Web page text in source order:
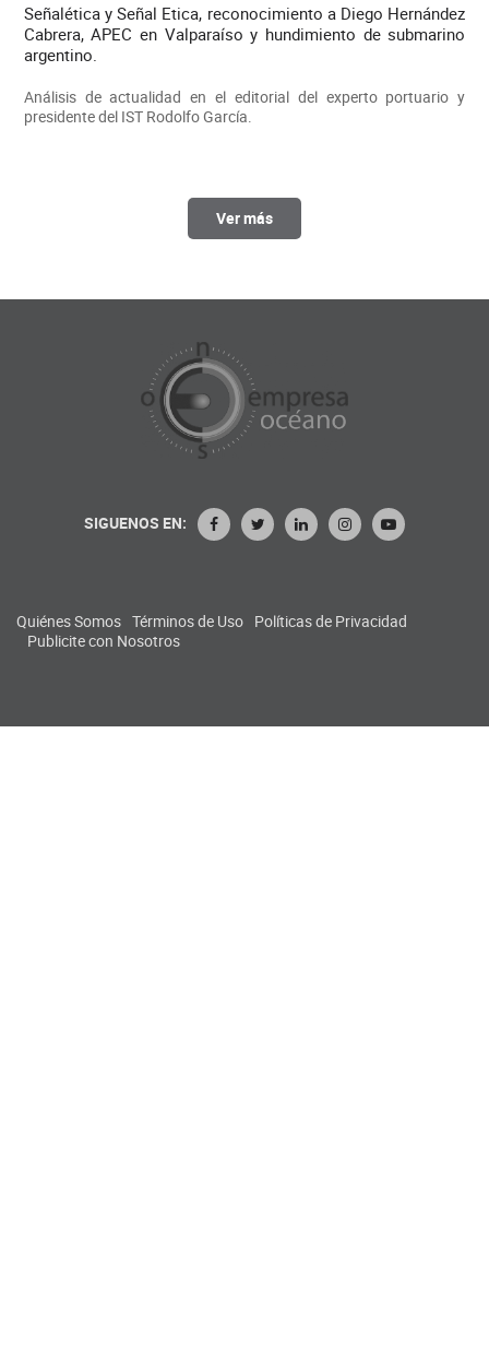
Señalética y Señal Etica, reconocimiento a Diego Hernández
Cabrera, APEC en Valparaíso y hundimiento de submarino
argentino.
Análisis de actualidad en el editorial del experto portuario y
presidente del IST Rodolfo García.
Ver más
SIGUENOS EN:
Quiénes Somos Términos de Uso Políticas de Privacidad
Publicite con Nosotros